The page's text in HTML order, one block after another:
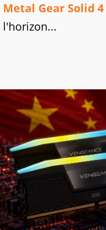
Metal Gear Solid 4
l'horizon...